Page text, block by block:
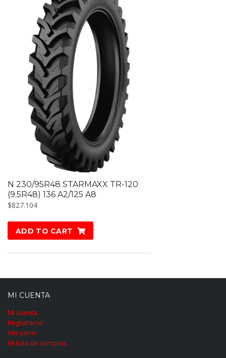
N 230/95R48 STARMAXX TR-120
(9.5R48) 136 A2/125 A8
$827.104
ADD TO CART
MI CUENTA
Mi cuenta
Registrarse
Ver carro
Mi lista de compras